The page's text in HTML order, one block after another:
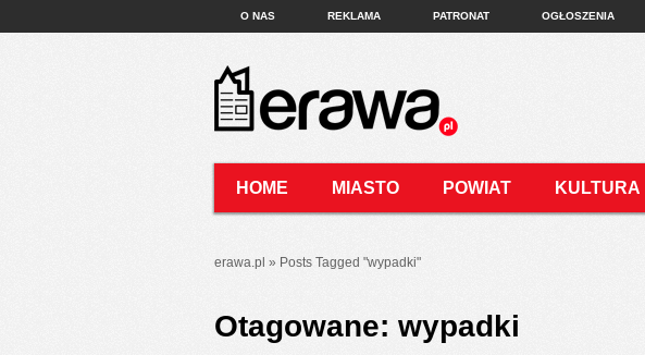
O NAS REKLAMA PATRONAT OGŁOSZENIA
HOME MIASTO POWIAT KULTURA
erawa.pl » Posts Tagged "wypadki"
Otagowane: wypadki